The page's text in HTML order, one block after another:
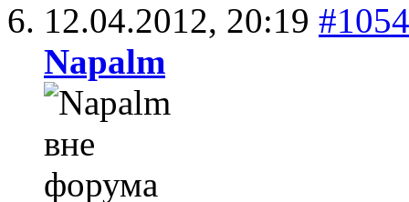
12.04.2012, 20:19 #1054
Napalm